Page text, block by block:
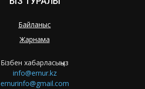
Байланыс
Жарнама
Бізбен хабарласыңыз
info@ernur.kz
ernurinfo@gmail.com